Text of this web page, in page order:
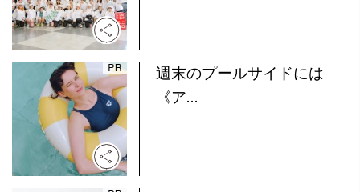
週末のプールサイドには
《ア...